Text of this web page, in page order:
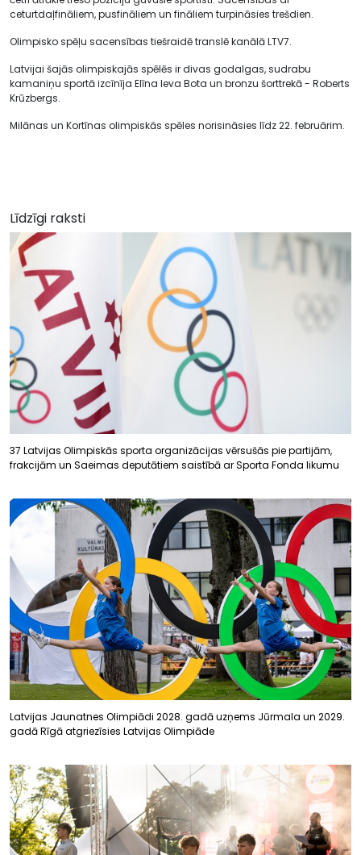
ceturtdaļfināliem, pusfināliem un fināliem turpināsies trešdien.
Olimpisko spēļu sacensības tiešraidē translē kanālā LTV7.
Latvijai šajās olimpiskajās spēlēs ir divas godalgas, sudrabu
kamaniņu sportā izcīnīja Elīna Ieva Bota un bronzu šorttrekā - Roberts
Krūzbergs.
Milānas un Kortīnas olimpiskās spēles norisināsies līdz 22. februārim.
Līdzīgi raksti
37 Latvijas Olimpiskās sporta organizācijas vērsušās pie partijām,
frakcijām un Saeimas deputātiem saistībā ar Sporta Fonda likumu
Latvijas Jaunatnes Olimpiādi 2028. gadā uzņems Jūrmala un 2029.
gadā Rīgā atgriezīsies Latvijas Olimpiāde